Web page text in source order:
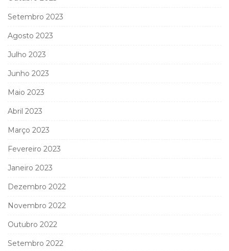
Setembro 2023
Agosto 2023
Julho 2023
Junho 2023
Maio 2023
Abril 2023
Março 2023
Fevereiro 2023
Janeiro 2023
Dezembro 2022
Novembro 2022
Outubro 2022
Setembro 2022